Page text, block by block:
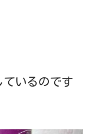
いるのです